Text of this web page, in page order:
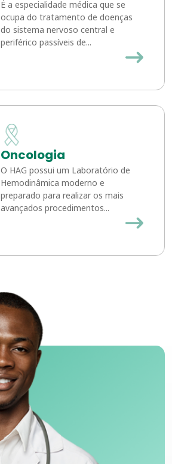
É a especialidade médica que se
ocupa do tratamento de doenças
do sistema nervoso central e
periférico passíveis de...
Oncologia
O HAG possui um Laboratório de
Hemodinâmica moderno e
preparado para realizar os mais
avançados procedimentos...